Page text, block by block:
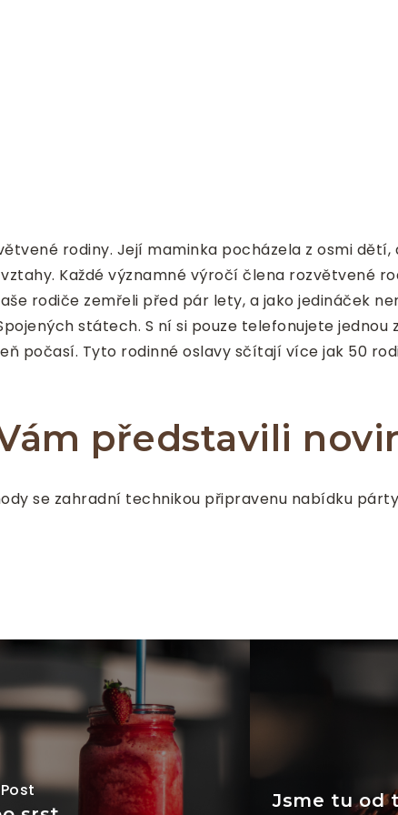
rodiny. Její maminka pocházela z osmi dětí,
Každé významné výročí člena rozvětvené
rodiče zemřeli před pár lety, a jako jedináček
státech. S ní si pouze telefonujete jednou
počasí. Tyto rodinné oslavy sčítají více jak 50
představili
se zahradní technikou připravenu nabídku
Jsme tu od